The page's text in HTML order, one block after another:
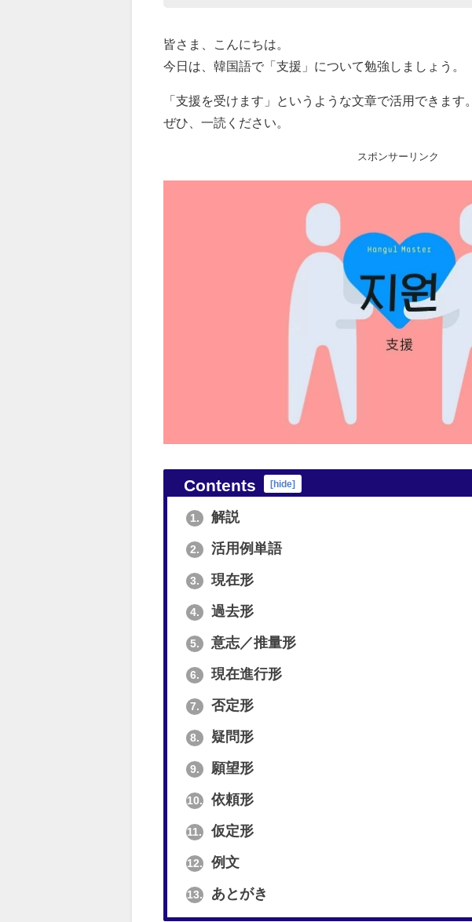
皆さま、こんにちは。
今日は、韓国語で「支援」について勉強しましょう。
「支援を受けます」というような文章で活用できます。
ぜひ、一読ください。
スポンサーリンク
Contents [hide]
1. 解説
2. 活用例単語
3. 現在形
4. 過去形
5. 意志／推量形
6. 現在進行形
7. 否定形
8. 疑問形
9. 願望形
10. 依頼形
11. 仮定形
12. 例文
13. あとがき